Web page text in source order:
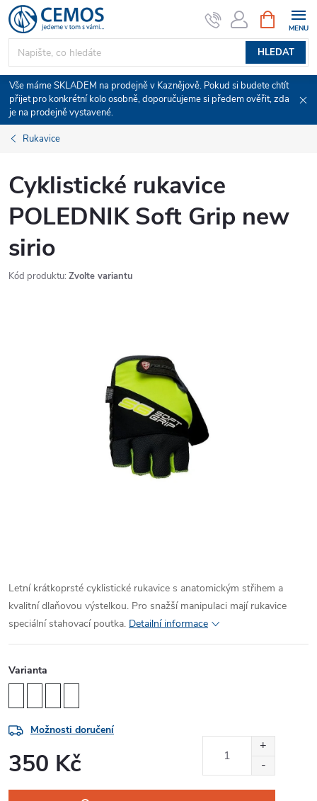
Přejít
na
obsah
HLEDAT
NÁKUPNÍ
KOŠÍK
Vše máme SKLADEM na prodejně v Kaznějově. Pokud si budete chtít
přijet pro konkrétní kolo osobně, doporučujeme si předem ověřit, zda
je na prodejně vystavené.
Rukavice
Cyklistické rukavice
POLEDNIK Soft Grip new
sirio
Kód produktu: Zvolte variantu
Letní krátkoprsté cyklistické rukavice s anatomickým střihem a
kvalitní dlaňovou výstelkou. Pro snažší manipulaci mají rukavice
speciální stahovací poutka. Detailní informace
Varianta
Možnosti doručení
350 Kč